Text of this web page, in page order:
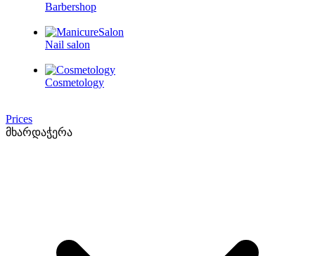
Barbershop
Nail salon
Cosmetology
Prices
მხარდაჭერა